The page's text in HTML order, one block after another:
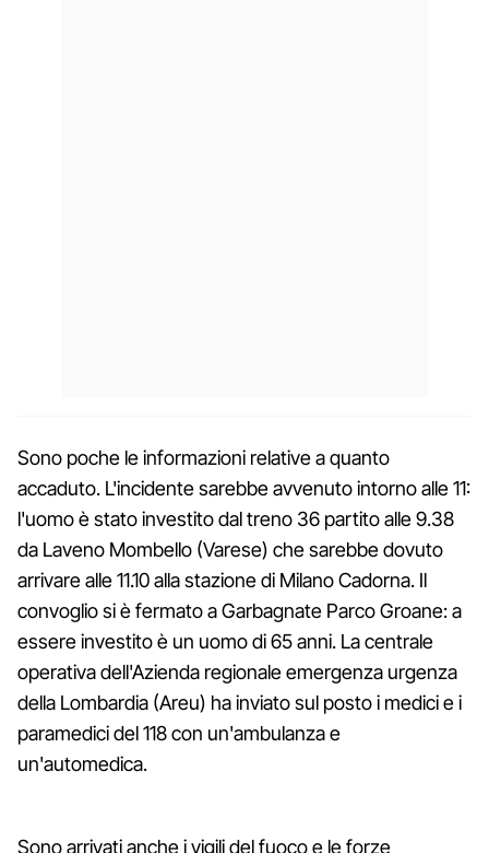
Sono poche le informazioni relative a quanto
accaduto. L'incidente sarebbe avvenuto intorno alle 11:
l'uomo è stato investito dal treno 36 partito alle 9.38
da Laveno Mombello (Varese) che sarebbe dovuto
arrivare alle 11.10 alla stazione di Milano Cadorna. Il
convoglio si è fermato a Garbagnate Parco Groane: a
essere investito è un uomo di 65 anni. La centrale
operativa dell'Azienda regionale emergenza urgenza
della Lombardia (Areu) ha inviato sul posto i medici e i
paramedici del 118 con un'ambulanza e
un'automedica.
Sono arrivati anche i vigili del fuoco e le forze